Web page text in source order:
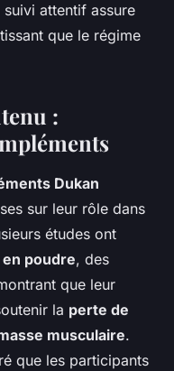
attentif assure
que le régime
:
Dukan
sur leur rôle dans
études ont
poudre, des
que leur
la perte de
musculaire.
que les participants